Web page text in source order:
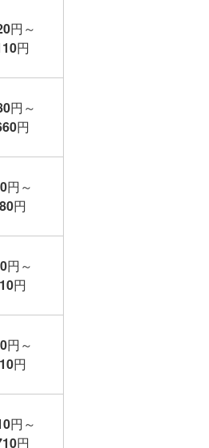
円～
円
円～
円
円～
円
円～
円
円～
円
円～
円